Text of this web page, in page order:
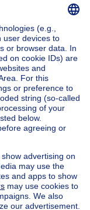
ten-noode
France
sale Italy
sale Netherlands
for sale